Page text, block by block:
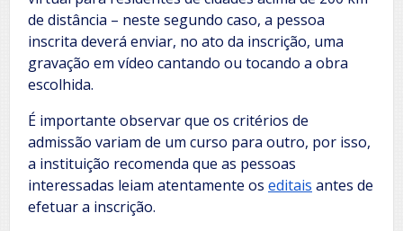
de distância – neste segundo caso, a pessoa
inscrita deverá enviar, no ato da inscrição, uma
gravação em vídeo cantando ou tocando a obra
escolhida.
É importante observar que os critérios de
admissão variam de um curso para outro, por isso,
a instituição recomenda que as pessoas
interessadas leiam atentamente os editais antes de
efetuar a inscrição.